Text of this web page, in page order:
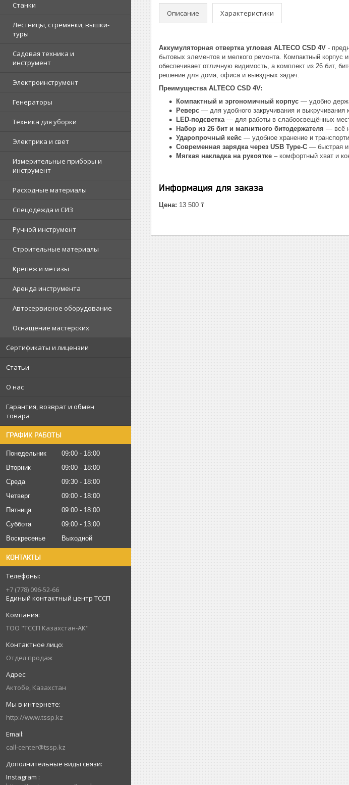
Станки
Лестницы, стремянки, вышки-
туры
Садовая техника и
инструмент
Электроинструмент
Генераторы
Техника для уборки
Электрика и свет
Измерительные приборы и
инструмент
Расходные материалы
Спецодежда и СИЗ
Ручной инструмент
Строительные материалы
Крепеж и метизы
Аренда инструмента
Автосервисное оборудование
Оснащение мастерских
Сертификаты и лицензии
Статьи
О нас
Гарантия, возврат и обмен
товара
ГРАФИК РАБОТЫ
Понедельник 09:00
18:00
Вторник
09:00
18:00
Среда
09:30
18:00
Четверг
09:00
18:00
Пятница
09:00
18:00
Суббота
09:00
13:00
Воскресенье
Выходной
КОНТАКТЫ
+7 (778) 096-52-66
Единый контактный центр ТССП
ТОО "ТССП Казахстан-АК"
Отдел продаж
Актобе, Казахстан
http://www.tssp.kz
call-center@tssp.kz
Instagram
Описание Характеристики
Аккумуляторная отвертка угловая ALTECO CSD 4V -
бытовых элементов и мелкого ремонта. Компактный корпус
обеспечивает отличную видимость, а комплект из 26 бит,
решение для дома, офиса и выездных задач.
Преимущества ALTECO CSD 4V:
Компактный и эргономичный корпус — удобно
Реверс — для удобного закручивания и выкручивания
LED-подсветка — для работы в слабоосвещённых
Набор из 26 бит и магнитного битодержателя — всё
Ударопрочный кейс — удобное хранение и
Современная зарядка через USB Type-C — быстрая и
Мягкая накладка на рукоятке – комфортный хват и
Информация для заказа
Цена: 13 500 ₸